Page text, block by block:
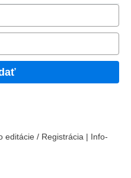
editácie / Registrácia | Info-